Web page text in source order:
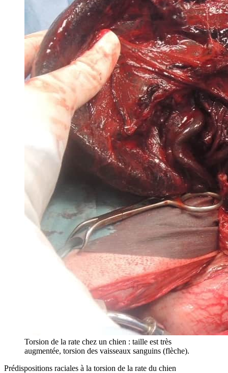
Torsion de la rate chez un chien : taille est très
augmentée, torsion des vaisseaux sanguins (flèche).
Prédispositions raciales à la torsion de la rate du chien